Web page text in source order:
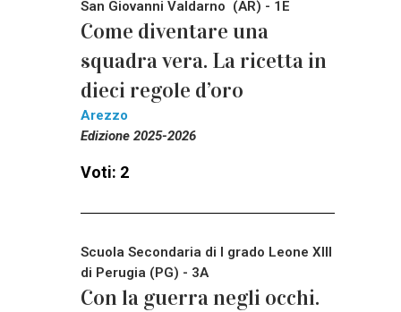
San Giovanni Valdarno (AR) - 1E
Come diventare una
squadra vera. La ricetta in
dieci regole d’oro
Arezzo
Edizione 2025-2026
Voti: 2
Scuola Secondaria di I grado Leone XIII
di Perugia (PG) - 3A
Con la guerra negli occhi.